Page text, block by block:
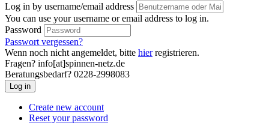
Log in by username/email address
You can use your username or email address to log in.
Password
Passwort vergessen?
Wenn noch nicht angemeldet, bitte hierregistrieren.
Fragen? info[at]spinnen-netz.de
Beratungsbedarf? 0228-2998083
Create new account
Reset your password